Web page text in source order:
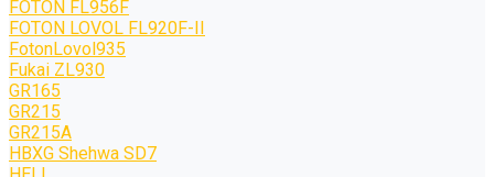
FOTON FL956F
FOTON LOVOL FL920F-II
FotonLovol935
Fukai ZL930
GR165
GR215
GR215A
HBXG Shehwa SD7